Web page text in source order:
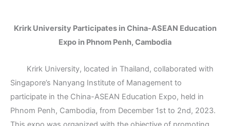
Krirk University Participates in China-ASEAN Education
Expo in Phnom Penh, Cambodia
Krirk University, located in Thailand, collaborated with
Singapore’s Nanyang Institute of Management to
participate in the China-ASEAN Education Expo, held in
Phnom Penh, Cambodia, from December 1st to 2nd, 2023.